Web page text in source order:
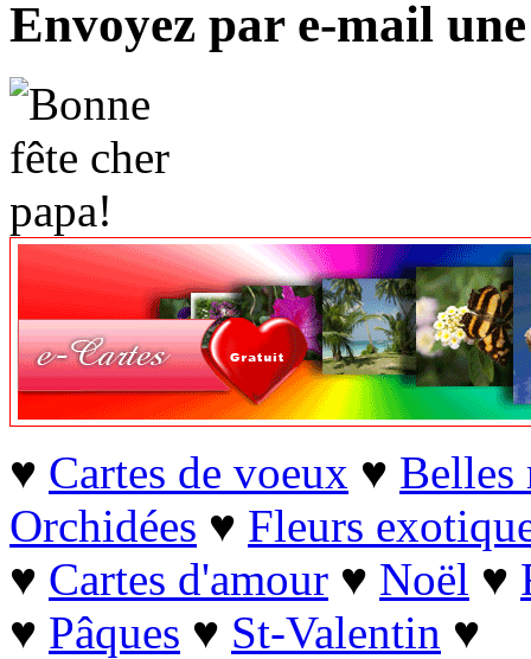
Envoyez par e-mail
♥ Cartes de voeux ♥ Belles
Orchidées ♥ Fleurs
♥ Cartes d'amour ♥ Noël ♥
♥ Pâques ♥ St-Valentin ♥